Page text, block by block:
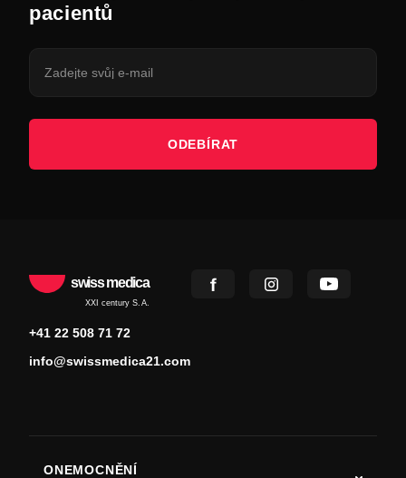
pacientů
ODEBÍRAT
swiss medica
XXI century S.A.
+41 22 508 71 72
info@swissmedica21.com
ONEMOCNĚNÍ